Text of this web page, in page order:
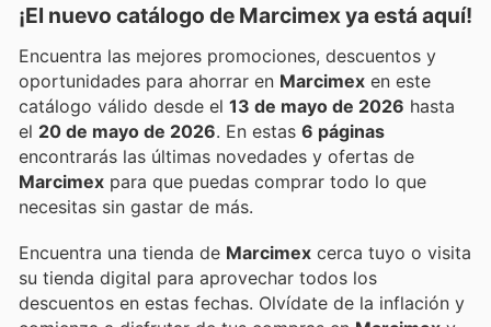
¡El nuevo catálogo de Marcimexya está aquí!
Encuentra las mejores promociones, descuentos y
oportunidades para ahorrar en Marcimex en este
catálogo válido desde el 13 de mayo de 2026 hasta
el 20 de mayo de 2026 . En estas 6 páginas
encontrarás las últimas novedades y ofertas de
Marcimex para que puedas comprar todo lo que
necesitas sin gastar de más.
Encuentra una tienda de Marcimex cerca tuyo o visita
su tienda digital para aprovechar todos los
descuentos en estas fechas. Olvídate de la inflación y